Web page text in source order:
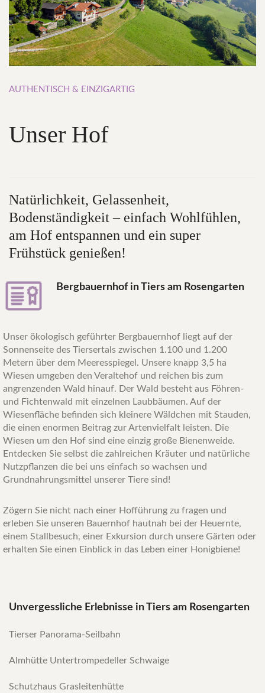
AUTHENTISCH & EINZIGARTIG
Unser Hof
Natürlichkeit, Gelassenheit,
Bodenständigkeit – einfach Wohlfühlen,
am Hof entspannen und ein super
Frühstück genießen!
Bergbauernhof in Tiers am Rosengarten
Unser ökologisch geführter Bergbauernhof liegt auf der
Sonnenseite des Tiersertals zwischen 1.100 und 1.200
Metern über dem Meeresspiegel. Unsere knapp 3,5 ha
Wiesen umgeben den Veraltehof und reichen bis zum
angrenzenden Wald hinauf. Der Wald besteht aus Föhren-
und Fichtenwald mit einzelnen Laubbäumen. Auf der
Wiesenfläche befinden sich kleinere Wäldchen mit Stauden,
die einen enormen Beitrag zur Artenvielfalt leisten. Die
Wiesen um den Hof sind eine einzig große Bienenweide.
Entdecken Sie selbst die zahlreichen Kräuter und natürliche
Nutzpflanzen die bei uns einfach so wachsen und
Grundnahrungsmittel unserer Tiere sind!
Zögern Sie nicht nach einer Hofführung zu fragen und
erleben Sie unseren Bauernhof hautnah bei der Heuernte,
einem Stallbesuch, einer Exkursion durch unsere Gärten oder
erhalten Sie einen Einblick in das Leben einer Honigbiene!
Unvergessliche Erlebnisse in Tiers am Rosengarten
Tierser Panorama-Seilbahn
Almhütte Untertrompedeller Schwaige
Schutzhaus Grasleitenhütte